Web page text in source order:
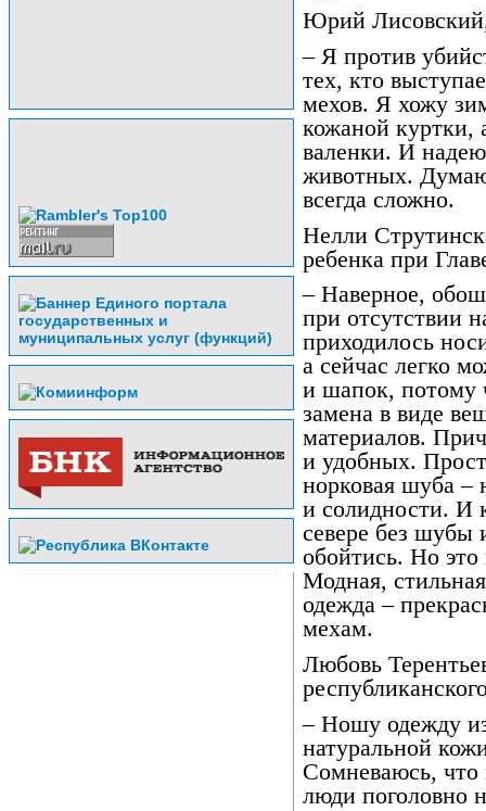
Юрий
– Я против
тех, кто
мехов. Я хожу
кожаной куртки,
валенки. И
животных.
всегда сложно.
Нелли
ребенка при
– Наверное,
при отсутствии
приходилось
а сейчас легко
и шапок, потому
замена в виде
материалов.
и удобных.
норковая шуба –
и солидности. И
севере без шубы
обойтись. Но это
Модная,
одежда –
мехам.
Любовь
– Ношу одежду
натуральной
Сомневаюсь, что
люди поголовно